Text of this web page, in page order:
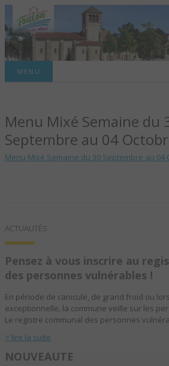
TOULON-
ALLIER –
OFFICIEL
MENU
Menu Mixé Semaine du
Septembre au 04
Menu Mixé Semaine du 30 Septembre au 04
ACTUALITÉS
Pensez à vous inscrire au
des personnes vulnérables !
En période de canicule, de grand froid ou
exceptionnelle, la commune veille sur les
Le registre communal des personnes
> lire la suite
NOUVEAUTE